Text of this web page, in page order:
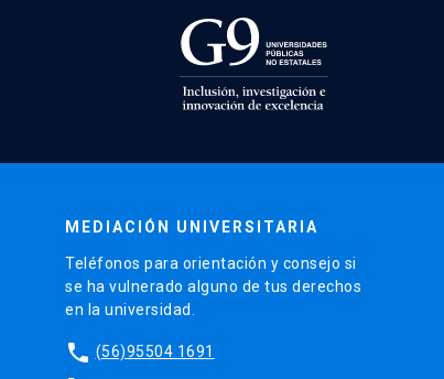
MEDIACIÓN UNIVERSITARIA
Teléfonos para orientación y consejo si
se ha vulnerado alguno de tus derechos
en la universidad.
phone (56)95504 1691